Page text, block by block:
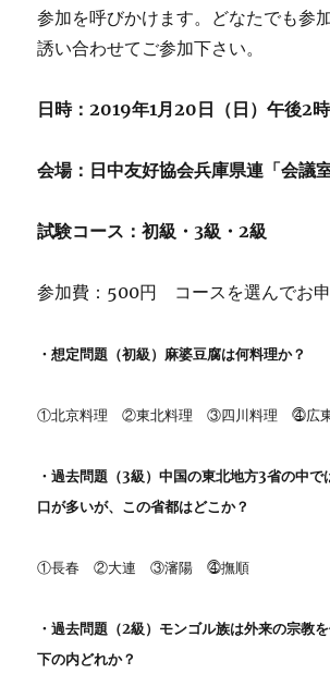
参加を呼びかけます。どなたでも参
誘い合わせてご参加下さい。
日時：2019年1月20日（日）午後2
会場：日中友好協会兵庫県連「会議室
試験コース：初級・3級・2級
参加費：500円 コースを選んでお
・想定問題（初級）麻婆豆腐は何料理か？
①北京料理 ②東北料理 ③四川料理 ⓸広
・過去問題（3級）中国の東北地方3省の中で
口が多いが、この省都はどこか？
①長春 ②大連 ③瀋陽 ⓸撫順
・過去問題（2級）モンゴル族は外来の宗教
下の内どれか？